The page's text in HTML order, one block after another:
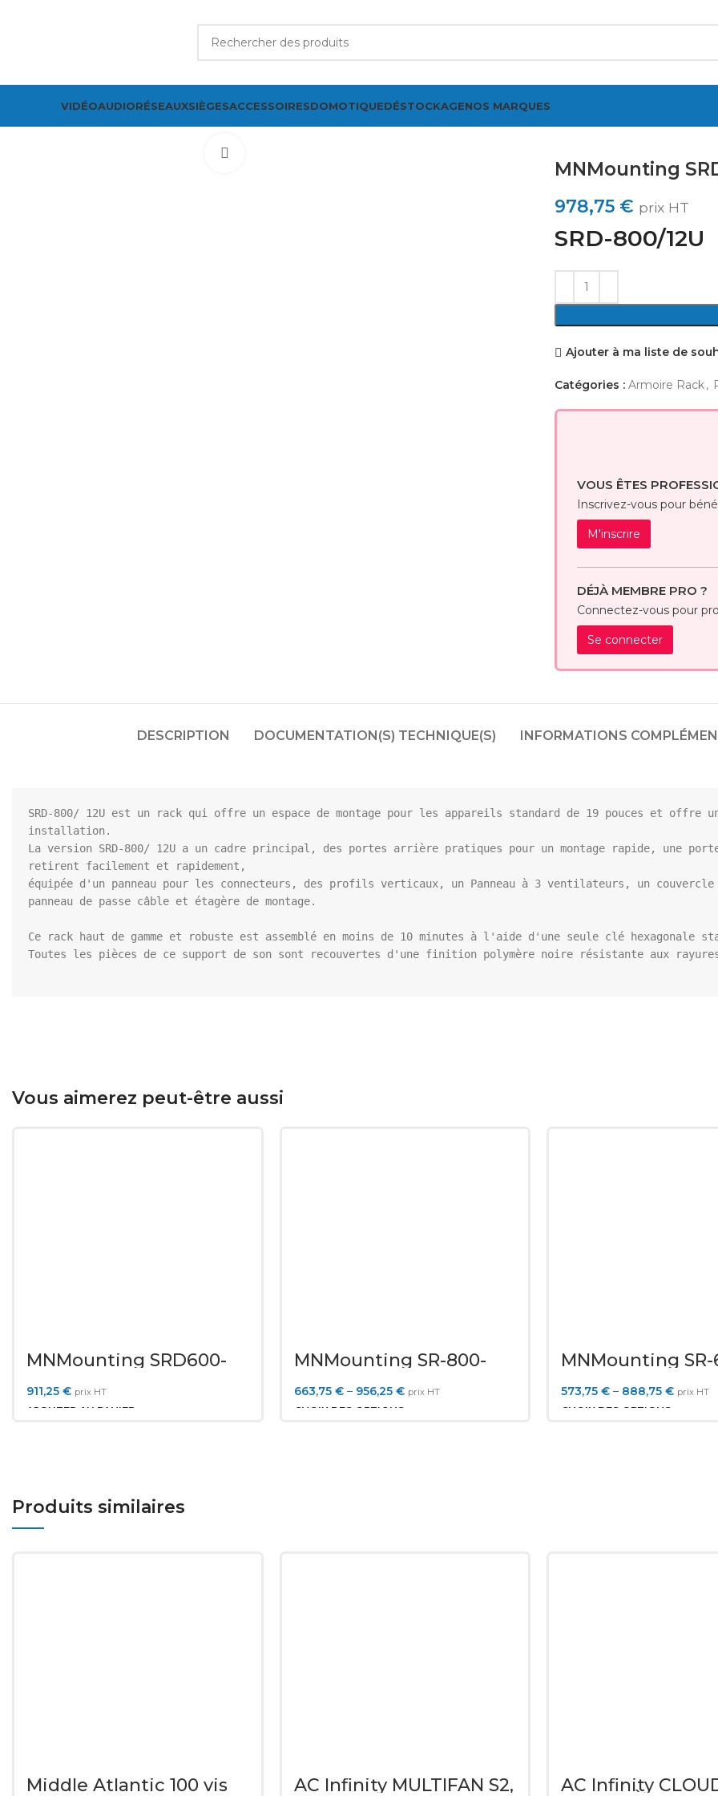
VIDÉOAUDIORÉSEAUXSIÈGESACCESSOIRESDOMOTIQUEDÉSTOCKAGENOS MARQUES
MNMounting
978,75 € prix HT
SRD-800/12U
Ajouter à ma liste de
Catégories : Armoire Rack,
VOUS ÊTES
Inscrivez-vous pour
M'inscrire
DÉJÀ MEMBRE PRO ?
Connectez-vous pour
Se connecter
DESCRIPTION DOCUMENTATION(S) TECHNIQUE(S) INFORMATIONS
SRD-800/ 12U est un rack qui offre un espace de montage pour les appareils standard de 19 pouces et offre
installation.
La version SRD-800/ 12U a un cadre principal, des portes arrière pratiques pour un montage rapide, une
retirent facilement et rapidement,
équipée d'un panneau pour les connecteurs, des profils verticaux, un Panneau à 3 ventilateurs, un
panneau de passe câble et étagère de montage.
Ce rack haut de gamme et robuste est assemblé en moins de 10 minutes à l'aide d'une seule clé
Toutes les pièces de ce support de son sont recouvertes d'une finition polymère noire résistante aux
Vous aimerez peut-être aussi
MNMounting SRD600-
911,25€ prix HT
AJOUTER AU PANIER
MNMounting SR-800-
663,75 €– 956,25 € prix HT
CHOIX DES OPTIONS
MNMounting
573,75 €– 888,75 € prix HT
CHOIX DES OPTIONS
Produits similaires
Middle Atlantic 100 vis AC Infinity MULTIFAN S2, AC Infinity